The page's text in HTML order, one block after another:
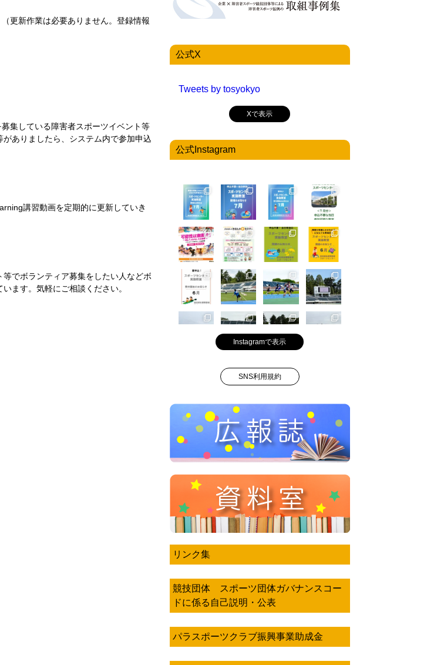
更新作業は必要ありません。登録情報
集している障害者スポーツイベント等
ありましたら、システム内で参加申込
講習動画を定期的に更新していき
でボランティア募集をしたい人などボ
ます。気軽にご相談ください。
公式X
Tweets by tosyokyo
Xで表示
公式Instagram
Instagramで表示
SNS利用規約
リンク集
競技団体 スポーツ団体ガバナンスコー
ドに係る自己説明・公表
パラスポーツクラブ振興事業助成金